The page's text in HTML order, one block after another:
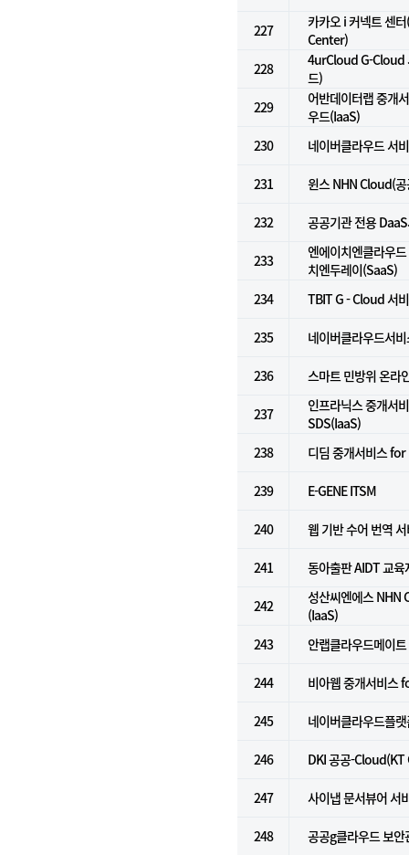
227
카카오 i 커넥트 센
Center)
228
4urCloud G-Cloud
드)
229
어반데이터랩 중개
우드(IaaS)
230
네이버클라우드 서
231 윈스 NHN Cloud(
232 공공기관 전용
233
엔에이치엔클라우
치엔두레이(SaaS)
234
TBIT G - Cloud 서
235 네이버클라우드서
236 스마트 민방위 온라
237
인프라닉스 중개서
SDS(IaaS)
238
디딤 중개서비스
239 E-GENE ITSM
240 웹 기반 수어 번역
241 동아출판 AIDT 교육
242
성산씨엔에스 NHN
(IaaS)
243
안랩클라우드메이
244 비아웹 중개서비스
245 네이버클라우드플
246 DKI 공공-
247 사이냅 문서뷰어 서
248 공공g클라우드 보안